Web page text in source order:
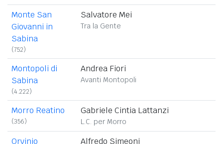
Monte San
Giovanni in
Sabina
(752)
Salvatore Mei
Tra la Gente
Montopoli di
Sabina
(4.222)
Andrea Fiori
Avanti Montopoli
Morro Reatino
(356)
Gabriele Cintia Lattanzi
L.C. per Morro
Orvinio Alfredo Simeoni